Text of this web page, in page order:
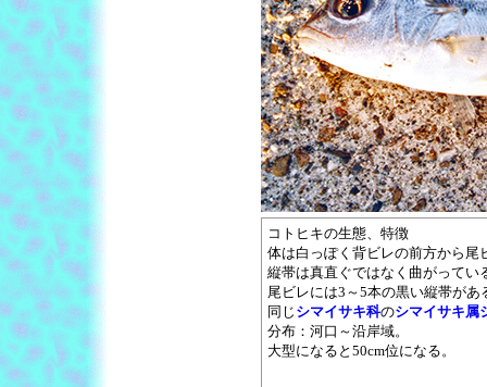
コトヒキの生態、特徴
体は白っぽく背ビレの前方から尾
縦帯は真直ぐではなく曲がってい
尾ビレには3～5本の黒い縦帯があ
同じ シマイサキ科のシマイサキ属
分布：河口～沿岸域。
大型になると50cm位になる。